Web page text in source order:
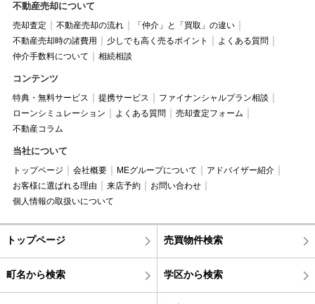
不動産売却について
売却査定 不動産売却の流れ
「仲介」と「買取」の違い
不動産売却時の諸費用
少しでも高く売るポイント
よくある質問
仲介手数料について
相続相談
コンテンツ
特典・無料サービス 提携サービス
ファイナンシャルプラン相談
ローンシミュレーション
よくある質問
売却査定フォーム
不動産コラム
当社について
トップページ 会社概要 MEグループについて
アドバイザー紹介
お客様に選ばれる理由
来店予約
お問い合わせ
個人情報の取扱いについて
トップページ 売買物件検索
町名から検索 学区から検索